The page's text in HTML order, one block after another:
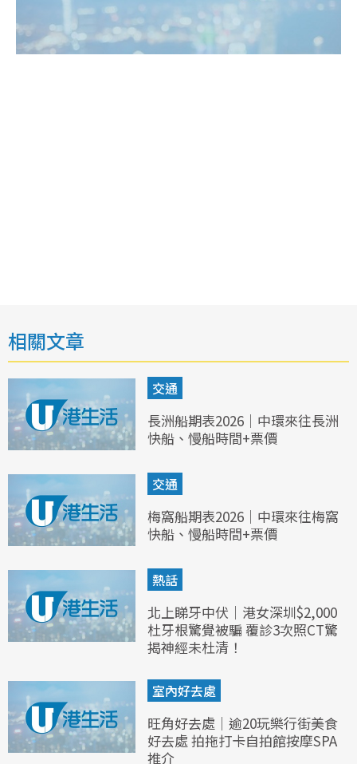
相關文章
交通
長洲船期表2026｜中環來往長洲
快船、慢船時間+票價
交通
梅窩船期表2026｜中環來往梅窩
快船、慢船時間+票價
熱話
北上睇牙中伏｜港女深圳$2,000
杜牙根驚覺被騙 覆診3次照CT驚
揭神經未杜清！
室內好去處
旺角好去處｜逾20玩樂行街美食
好去處 拍拖打卡自拍館按摩SPA
推介